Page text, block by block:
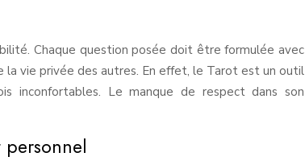
Chaque question posée doit être formulée avec
vie privée des autres. En effet, le Tarot est un outil
inconfortables. Le manque de respect dans son